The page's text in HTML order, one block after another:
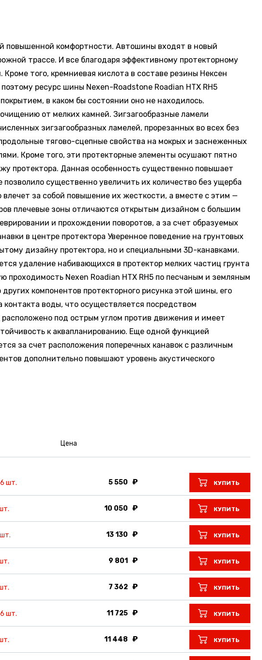
повышенной комфортности. Автошины входят в новый
трассе. И все благодаря эффективному протекторному
того, кремниевая кислота в составе резины Нексен
ресурс шины Nexen-Roadstone Roadian HTX RH5
в каком бы состоянии оно не находилось.
от мелких камней. Зигзагообразные ламели
зигзагообразных ламелей, прорезанных во всех без
тягово-сцепные свойства на мокрых и заснеженных
Кроме того, эти протекторные элементы осушают пятно
протектора. Данная особенность существенно повышает
существенно увеличить их количество без ущерба
за собой повышение их жесткости, а вместе с этим —
плечевые зоны отличаются открытым дизайном с большим
и прохождении поворотов, а за счет образуемых
в центре протектора Уверенное поведение на грунтовых
дизайну протектора, но и специальными 3D-канавками.
удаление набивающихся в протектор мелких частиц грунта
Nexen Roadian HTX RH5 по песчаным и земляным
компонентов протекторного рисунка этой шины, его
воды, что осуществляется посредством
под острым углом против движения и имеет
к аквапланированию. Еще одной функцией
за счет расположения поперечных канавок с различным
дополнительно повышают уровень акустического
Цена
шт. 5 550 КУПИТЬ
10 050 КУПИТЬ
13 130 КУПИТЬ
9 801 КУПИТЬ
7 362 КУПИТЬ
шт. 11 725 КУПИТЬ
11 448 КУПИТЬ